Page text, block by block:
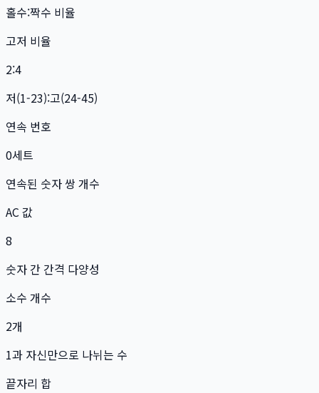
홀수:짝수 비율
고저 비율
2:4
저(1-23):고(24-45)
연속 번호
0세트
연속된 숫자 쌍 개수
AC 값
8
숫자 간 간격 다양성
소수 개수
2개
1과 자신만으로 나뉘는 수
끝자리 합